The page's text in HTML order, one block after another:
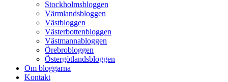
Stockholmsbloggen
Värmlandsbloggen
Västbloggen
Västerbottenbloggen
Västmannabloggen
Örebrobloggen
Östergötlandsbloggen
Om bloggarna
Kontakt